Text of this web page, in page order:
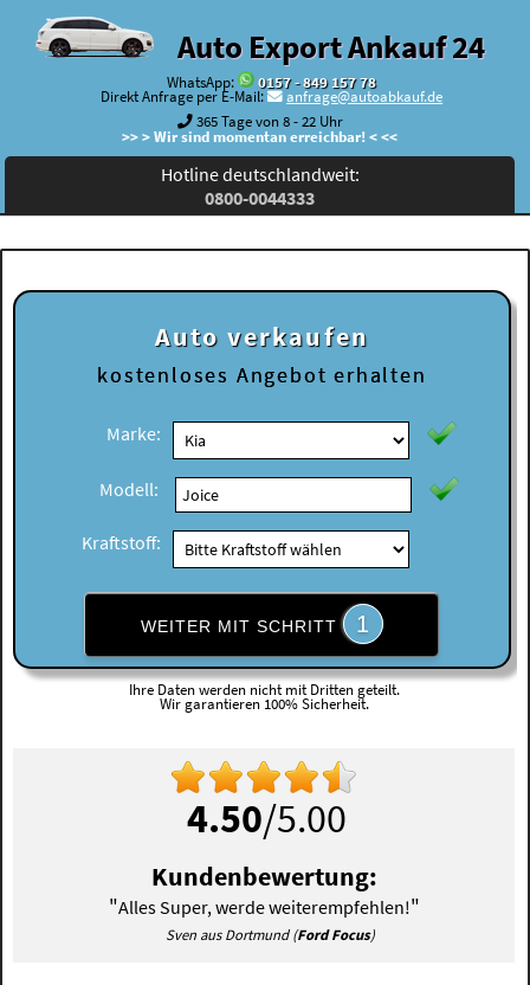
Auto Export Ankauf 24
WhatsApp:
0157 - 849 157 78
Direkt Anfrage per E-Mail:
anfrage@autoabkauf.de
365 Tage von 8 - 22 Uhr
>> > Wir sind momentan erreichbar! < <<
Hotline deutschlandweit:
0800-0044333
Auto verkaufen
kostenloses Angebot erhalten
Marke:
Modell:
Kraftstoff:
WEITER MIT SCHRITT 1
Ihre Daten werden nicht mit Dritten geteilt.
Wir garantieren 100% Sicherheit.
4.50/5.00
Kundenbewertung:
"Alles Super, werde weiterempfehlen!"
Sven aus Dortmund (Ford Focus)